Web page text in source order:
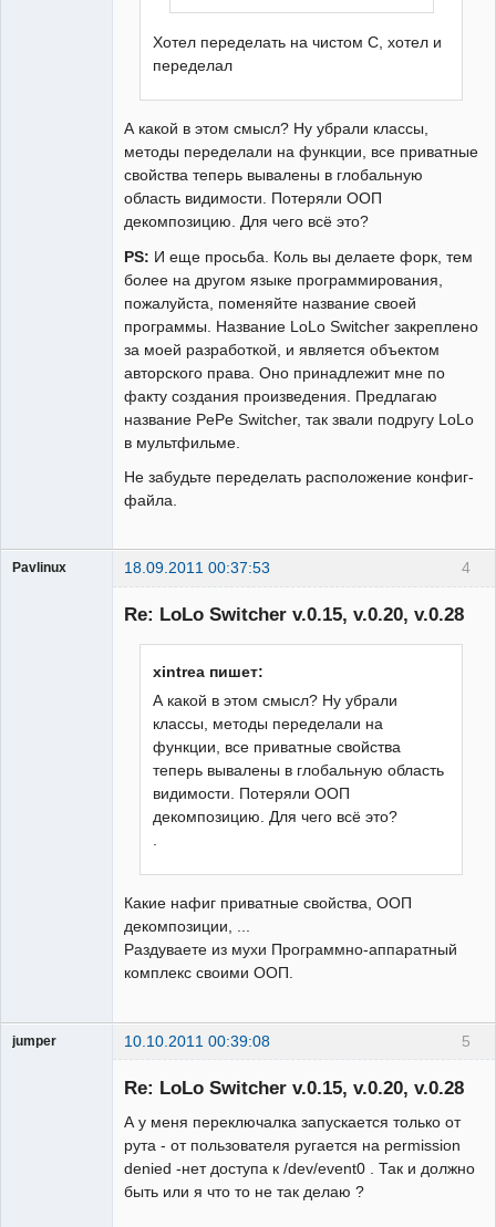
Хотел переделать на чистом С, хотел и
переделал
А какой в этом смысл? Ну убрали классы,
методы переделали на функции, все приватные
свойства теперь вывалены в глобальную
область видимости. Потеряли ООП
декомпозицию. Для чего всё это?
PS: И еще просьба. Коль вы делаете форк, тем
более на другом языке программирования,
пожалуйста, поменяйте название своей
программы. Название LoLo Switcher закреплено
за моей разработкой, и является объектом
авторского права. Оно принадлежит мне по
факту создания произведения. Предлагаю
название PePe Switcher, так звали подругу LoLo
в мультфильме.
Не забудьте переделать расположение конфиг-
файла.
4
Pavlinux 18.09.2011 00:37:53
Re: LoLo Switcher v.0.15, v.0.20, v.0.28
xintrea пишет:
А какой в этом смысл? Ну убрали
классы, методы переделали на
функции, все приватные свойства
теперь вывалены в глобальную область
видимости. Потеряли ООП
декомпозицию. Для чего всё это?
Какие нафиг приватные свойства, ООП
декомпозиции, ...
Раздуваете из мухи Программно-аппаратный
комплекс своими ООП.
5
jumper 10.10.2011 00:39:08
Re: LoLo Switcher v.0.15, v.0.20, v.0.28
А у меня переключалка запускается только от
рута - от пользователя ругается на permission
denied -нет доступа к /dev/event0 . Так и должно
быть или я что то не так делаю ?